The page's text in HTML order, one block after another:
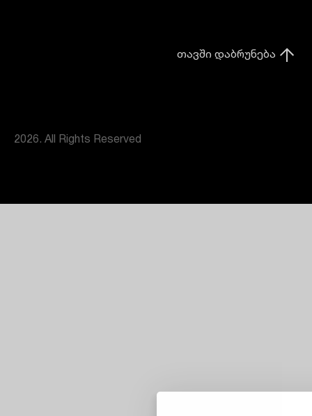
თავში დაბრუნება
2026. All Rights Reserved